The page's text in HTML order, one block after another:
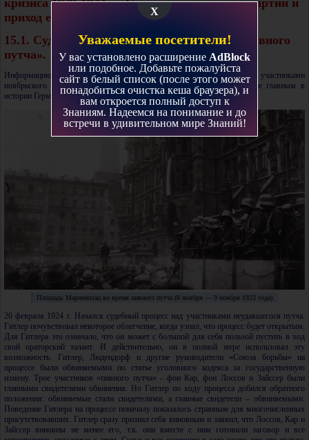
X
Уважаемые посетители!
У вас установлено расширение AdBlock
или подобное. Добавьте пожалуйста
сайт в белый список (после этого может
понадобиться очистка кеша браузера), и
вам откроется полный доступ к
Знаниям. Надеемся на понимание и до
встречи в удивительном мире Знаний!
приход её к власти.
15.1. Судебный процесс над участниками «пивного
путча».
Информацию о периоде 1924-1929 годов начнём с рассказа о суде над участниками
ноябрьского 1923 года путча. Событие это было, конечно, далеко не главным в
истории Германии тех лет, но весьма характерным для того периода.
Площадь Мариенплац во время пивного путча (8 ноября — 9 ноября 1923 года).
26 февраля 1924 г. Начался судебный процесс над участниками неудавшегося путча.
Гитлер почувствовал некоторое облегчение, когда узнал, что процесс будет открытым.
Для Гитлера это означало, что он может с большой для себя пользой пустить в ход
свой ораторский талант. И действительно, он в полной мере использовал эту
возможность. Гитлер, Людендорф и другие руководители «Союза борьбы» на
процессе были обвиняемыми по статье уголовного кодекса за государственную
измену. Трое участников «пивного путча» - фон Кар, фон Лоссов и Зайссер были
главными свидетелями обвинения. Но Гитлер по ходу процесса добился обратного
положения: обвиняемые стали свидетелями, а главные свидетели – обвиняемыми.
Поведение Гитлера на процессе поначалу показалось странным для многочисленных
присутствовавших. Гитлер сразу признал себя виновным и заявил, что Лоссов, Кар и
Зайссер виновны не менее его, т.к. они вместе с ним готовили заговор и все